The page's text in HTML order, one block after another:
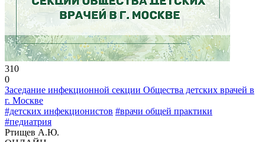
310
0
Заседание инфекционной секции Общества детских врачей в
г. Москве
#детских инфекционистов #врачи общей практики
#педиатрия
Ртищев А.Ю.